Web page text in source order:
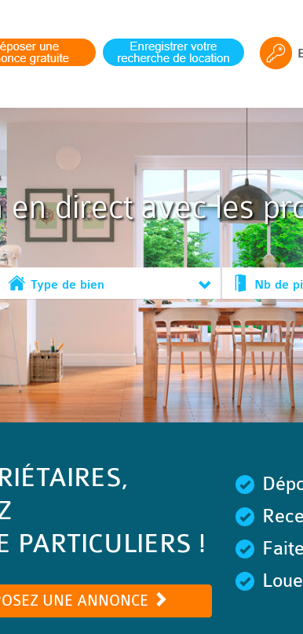
en direct avec les
Type de bien Nb de
PARTICULIERS !
UNE ANNONCE